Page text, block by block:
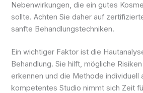
Nebenwirkungen, die ein gutes
sollte. Achten Sie daher auf
sanfte Behandlungstechniken.
Ein wichtiger Faktor ist die
Behandlung. Sie hilft, mögliche
erkennen und die Methode individuell
kompetentes Studio nimmt sich Zeit